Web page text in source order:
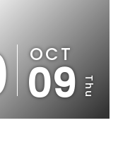
OCT
09 Thu